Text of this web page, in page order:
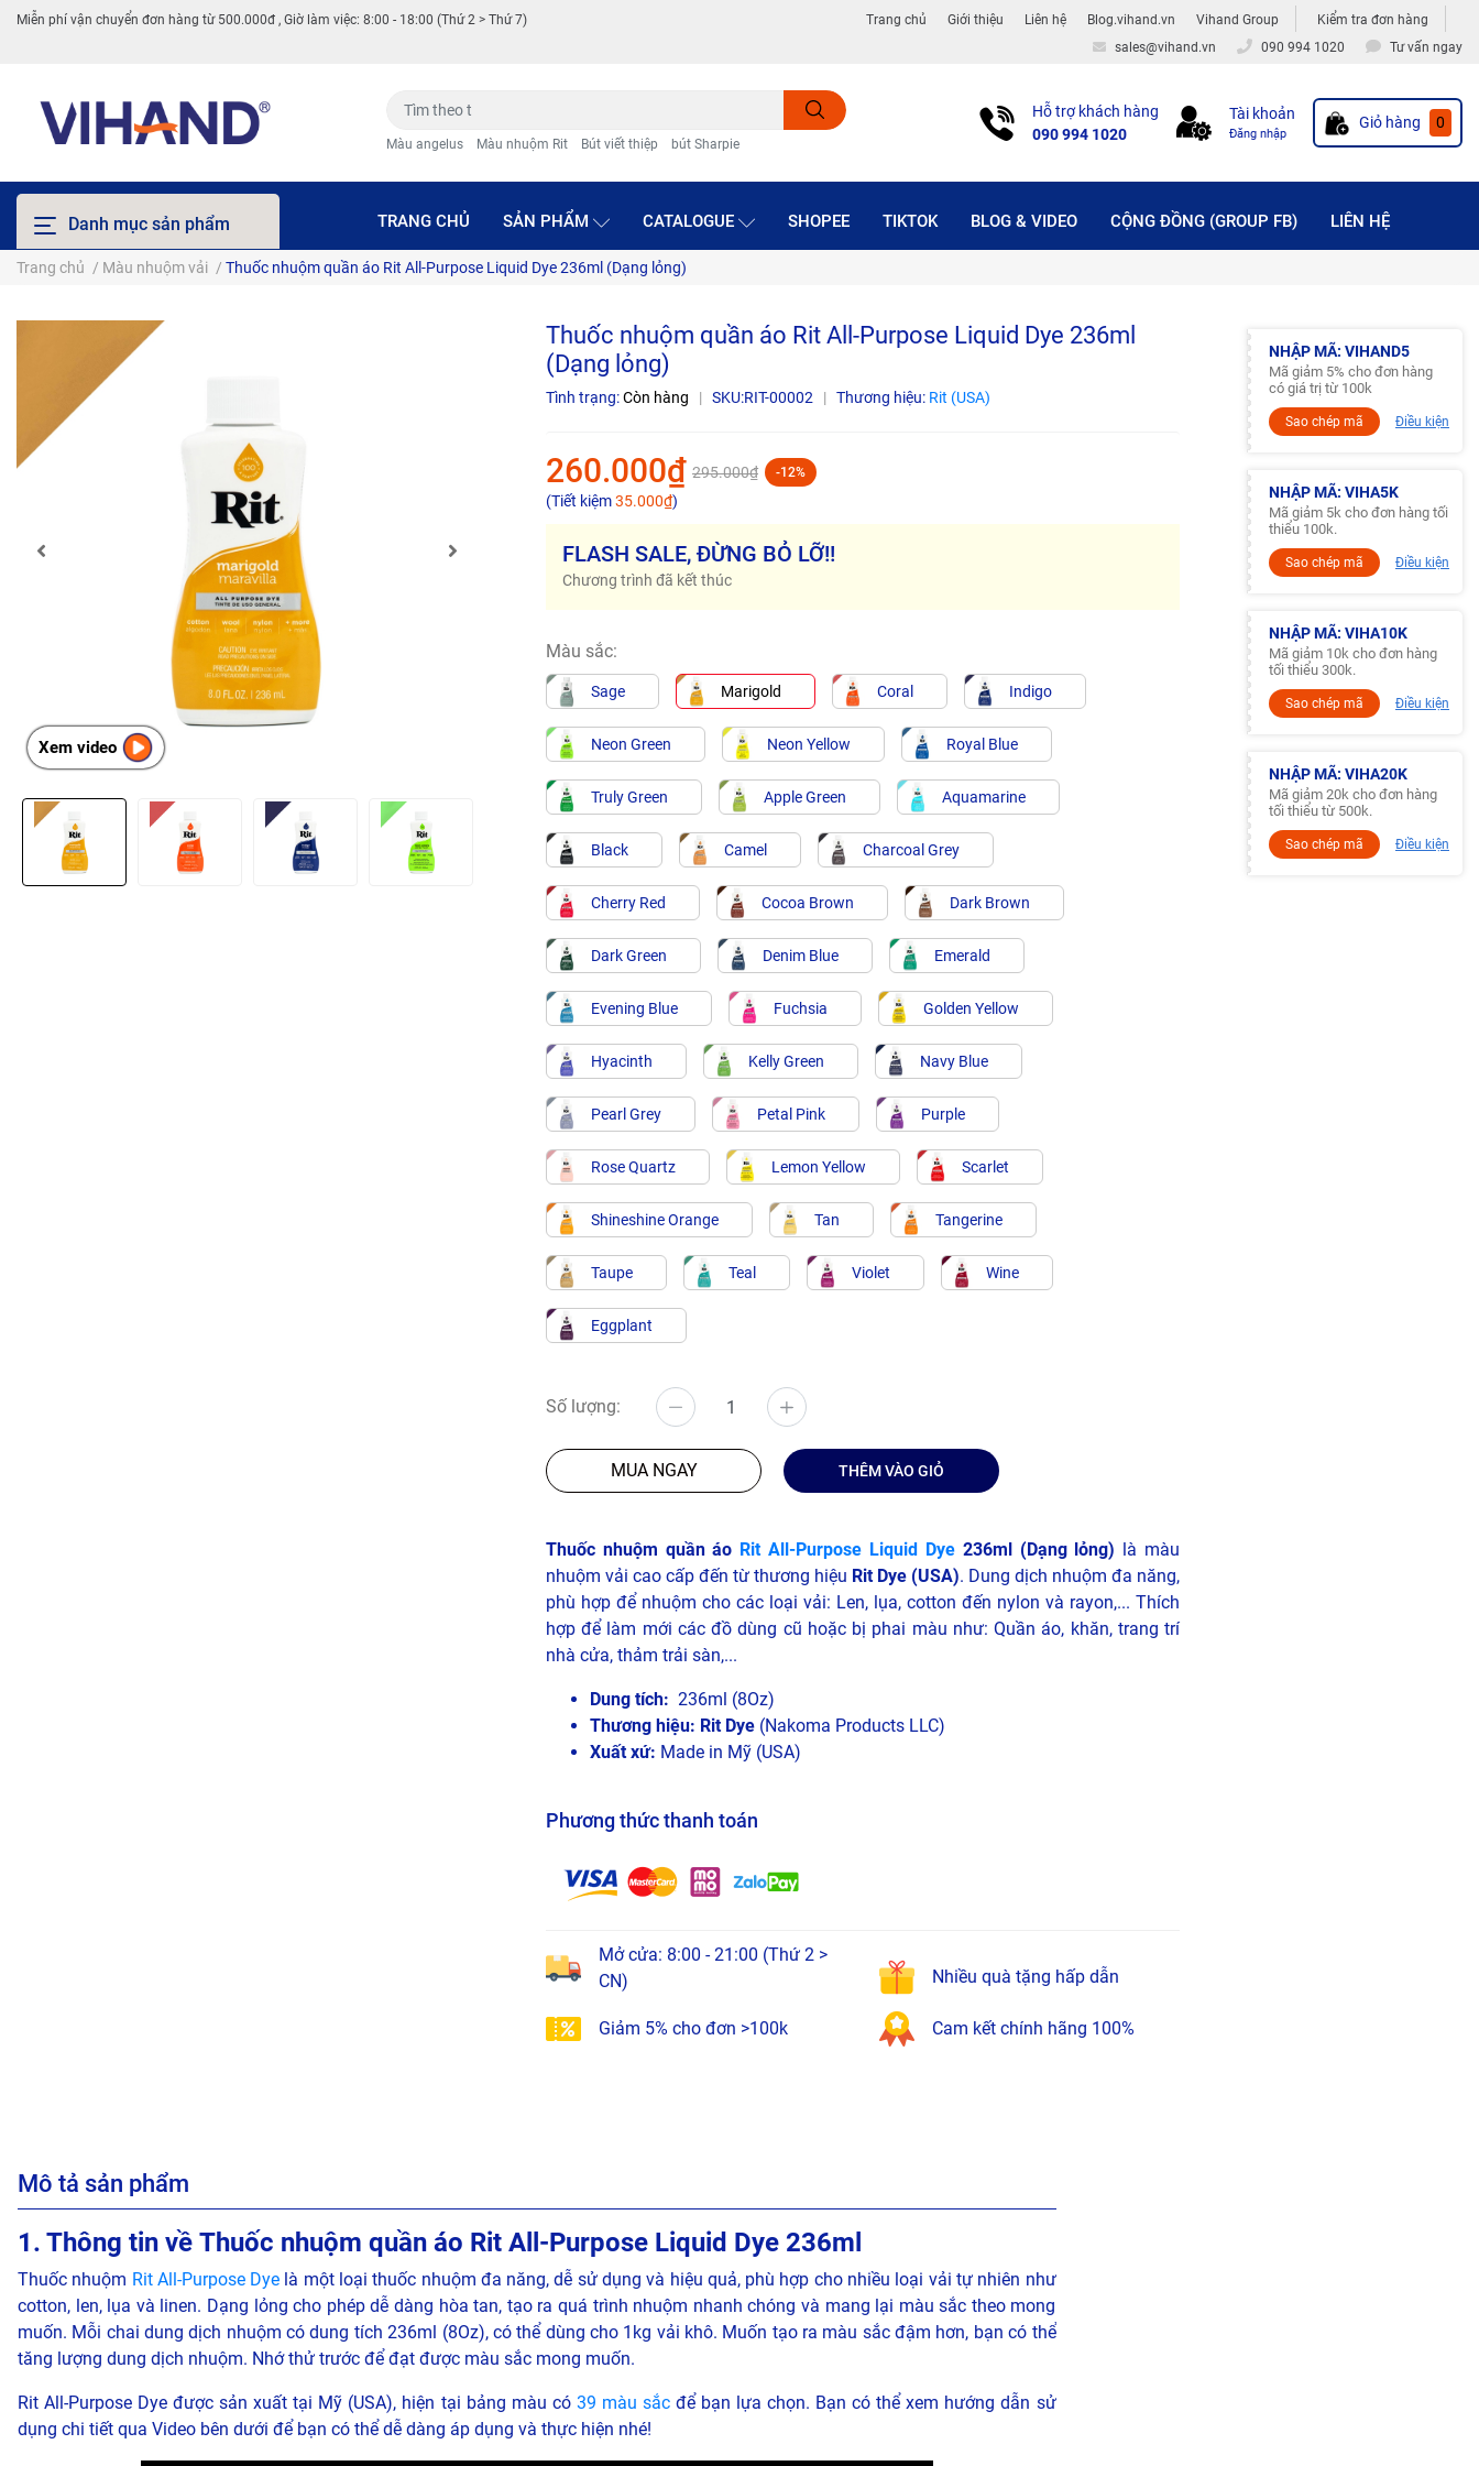
Miễn phí vận chuyển đơn hàng từ 500.000đ , Giờ làm việc: 8:00 - 18:00 (Thứ 2 > Thứ 7) Trang chủ Giới thiệu Liên hệ Blog.vihand.vn Vihand Group
Kiểm tra đơn hàng
sales@vihand.vn
090 994 1020 Tư vấn ngay
Màu angelus Màu nhuộm Rit Bút viết thiệp bút Sharpie
Hỗ trợ khách hàng
090 994 1020
Tài khoản
Đăng nhập
Giỏ hàng 0
Danh mục sản phẩm TRANG CHỦ SẢN PHẨM CATALOGUE SHOPEE TIKTOK BLOG & VIDEO CỘNG ĐỒNG (GROUP FB) LIÊN HỆ
Trang chủ / Màu nhuộm vải / Thuốc nhuộm quần áo Rit All-Purpose Liquid Dye 236ml (Dạng lỏng)
Xem video
Thuốc nhuộm quần áo Rit All-Purpose Liquid Dye 236ml
(Dạng lỏng)
Tình trạng:Còn hàng | SKU:RIT-00002 | Thương hiệu: Rit (USA)
260.000₫ 295.000₫ -12%
(Tiết kiệm35.000₫)
FLASH SALE, ĐỪNG BỎ LỠ!!
Chương trình đã kết thúc
Màu sắc:
Sage Marigold Coral Indigo
Neon Green Neon Yellow Royal Blue
Truly Green Apple Green Aquamarine
Black Camel Charcoal Grey
Cherry Red Cocoa Brown Dark Brown
Dark Green Denim Blue Emerald
Evening Blue Fuchsia Golden Yellow
Hyacinth Kelly Green Navy Blue
Pearl Grey Petal Pink Purple
Rose Quartz Lemon Yellow Scarlet
Shineshine Orange Tan Tangerine
Taupe Teal Violet Wine
Eggplant
Số lượng:
MUA NGAY THÊM VÀO GIỎ
Thuốc nhuộm quần áo Rit All-Purpose Liquid Dye236ml (Dạng lỏng) là màu
nhuộm vải cao cấp đến từ thương hiệu Rit Dye (USA). Dung dịch nhuộm đa năng,
phù hợp để nhuộm cho các loại vải: Len, lụa, cotton đến nylon và rayon,... Thích
hợp để làm mới các đồ dùng cũ hoặc bị phai màu như: Quần áo, khăn, trang trí
nhà cửa, thảm trải sàn,...
Dung tích: 236ml (8Oz)
Thương hiệu: Rit Dye (Nakoma Products LLC)
Xuất xứ: Made in Mỹ (USA)
Phương thức thanh toán
Mở cửa: 8:00 - 21:00 (Thứ 2 >
CN)
Nhiều quà tặng hấp dẫn
Giảm 5% cho đơn >100k Cam kết chính hãng 100%
NHẬP MÃ: VIHAND5
Mã giảm 5% cho đơn hàng
có giá trị từ 100k
Sao chép mã Điều kiện
NHẬP MÃ: VIHA5K
Mã giảm 5k cho đơn hàng tối
thiểu 100k.
Sao chép mã Điều kiện
NHẬP MÃ: VIHA10K
Mã giảm 10k cho đơn hàng
tối thiểu 300k.
Sao chép mã Điều kiện
NHẬP MÃ: VIHA20K
Mã giảm 20k cho đơn hàng
tối thiểu từ 500k.
Sao chép mã Điều kiện
Mô tả sản phẩm
1. Thông tin về Thuốc nhuộm quần áo Rit All-Purpose Liquid Dye 236ml
Thuốc nhuộm Rit All-Purpose Dye là một loại thuốc nhuộm đa năng, dễ sử dụng và hiệu quả, phù hợp cho nhiều loại vải tự nhiên như
cotton, len, lụa và linen. Dạng lỏng cho phép dễ dàng hòa tan, tạo ra quá trình nhuộm nhanh chóng và mang lại màu sắc theo mong
muốn. Mỗi chai dung dịch nhuộm có dung tích 236ml (8Oz), có thể dùng cho 1kg vải khô. Muốn tạo ra màu sắc đậm hơn, bạn có thể
tăng lượng dung dịch nhuộm. Nhớ thử trước để đạt được màu sắc mong muốn.
Rit All-Purpose Dye được sản xuất tại Mỹ (USA), hiện tại bảng màu có 39 màu sắcđể bạn lựa chọn. Bạn có thể xem hướng dẫn sử
dụng chi tiết qua Video bên dưới để bạn có thể dễ dàng áp dụng và thực hiện nhé!